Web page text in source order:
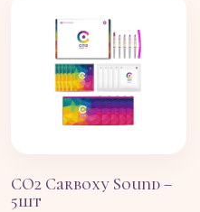
CO2 Carboxy Sound –
5шт